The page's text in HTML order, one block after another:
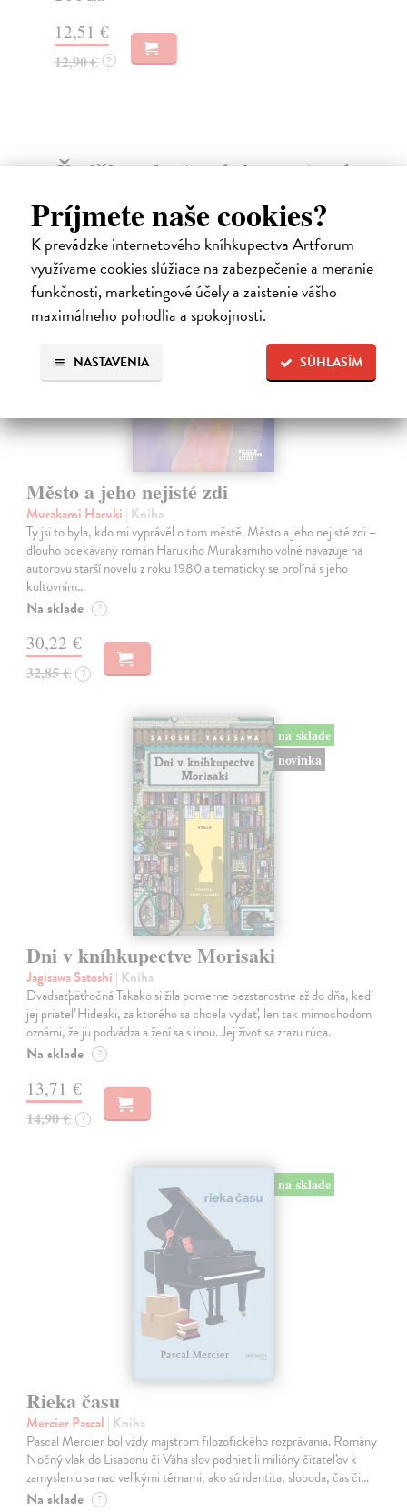
Príjmete naše cookies?
K prevádzke internetového kníhkupectva Artforum
využívame cookies slúžiace na zabezpečenie a meranie
funkčnosti, marketingové účely a zaistenie vášho
maximálneho pohodlia a spokojnosti.
SÚHLASÍM
NASTAVENIA
12,51 €
12,90 € ?
Ďalšie z kategórie svetová
beletria
na sklade
novinka
Město a jeho nejisté zdi
Murakami Haruki | Kniha
Ty jsi to byla, kdo mi vyprávěl o tom městě. Město a jeho nejisté zdi –
dlouho očekávaný román Harukiho Murakamiho volně navazuje na
autorovu starší novelu z roku 1980 a tematicky se prolíná s jeho
kultovním…
Na sklade ?
30,22 €
32,85 € ?
na sklade
novinka
Dni v kníhkupectve Morisaki
Jagisawa Satoshi | Kniha
Dvadsaťpäťročná Takako si žila pomerne bezstarostne až do dňa, keď
jej priateľ Hideaki, za ktorého sa chcela vydať, len tak mimochodom
oznámi, že ju podvádza a žení sa s inou. Jej život sa zrazu rúca.
Na sklade ?
13,71 €
14,90 € ?
na sklade
Rieka času
Mercier Pascal | Kniha
Pascal Mercier bol vždy majstrom filozofického rozprávania. Romány
Nočný vlak do Lisabonu či Váha slov podnietili milióny čitateľov k
zamysleniu sa nad veľkými témami, ako sú identita, sloboda, čas či…
Na sklade ?